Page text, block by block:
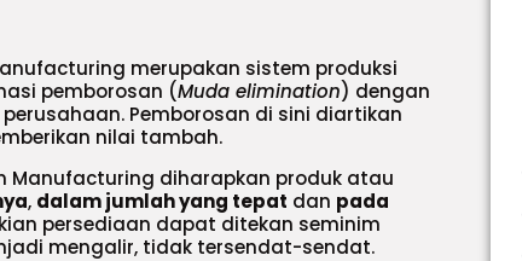
merupakan sistem produksi
pemborosan (Muda elimination) dengan
Pemborosan di sini diartikan
nilai tambah.
Manufacturing diharapkan produk atau
, dalam jumlah yang tepat dan pada
persediaan dapat ditekan seminim
mengalir, tidak tersendat-sendat.